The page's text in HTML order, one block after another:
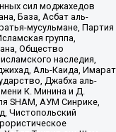
сил моджахедов
База, Асбат аль-
мусульмане, Партия
группа,
Общество
наследия,
Аль-Каида, Имарат
Джабха аль-
К. Минина и Д.
SHAM, АУМ Синрике,
Чистопольский